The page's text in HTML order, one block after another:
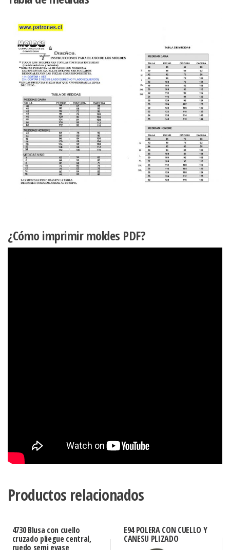
METROS
APROX.
TALLA
(L)
TELA
:JERSEY
LYCRA,
SATIN
cantidad
¿Cómo imprimir moldes PDF?
Productos relacionados
4730 Blusa con cuello
cruzado pliegue central,
ruedo semi evase
E94 POLERA CON CUELLO Y
CANESU PLIZADO